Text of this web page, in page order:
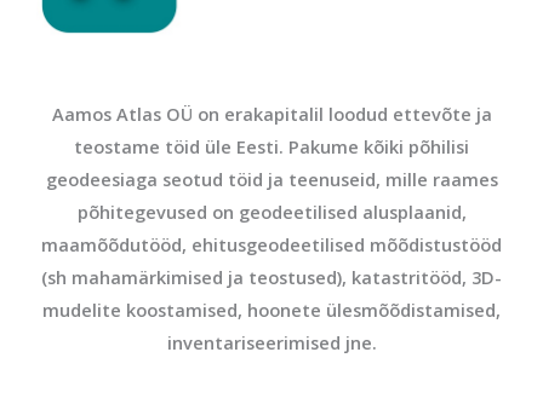
Aamos Atlas OÜ on erakapitalil loodud ettevõte ja
teostame töid üle Eesti. Pakume kõiki põhilisi
geodeesiaga seotud töid ja teenuseid, mille raames
põhitegevused on geodeetilised alusplaanid,
maamõõdutööd, ehitusgeodeetilised mõõdistustööd
(sh mahamärkimised ja teostused), katastritööd, 3D-
mudelite koostamised, hoonete ülesmõõdistamised,
inventariseerimised jne.